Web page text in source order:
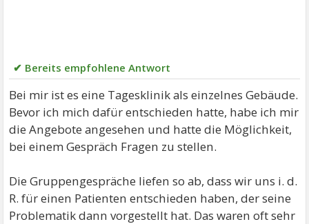
✔ Bereits empfohlene Antwort
Bei mir ist es eine Tagesklinik als einzelnes Gebäude.
Bevor ich mich dafür entschieden hatte, habe ich mir
die Angebote angesehen und hatte die Möglichkeit,
bei einem Gespräch Fragen zu stellen.
Die Gruppengespräche liefen so ab, dass wir uns i. d.
R. für einen Patienten entschieden haben, der seine
Problematik dann vorgestellt hat. Das waren oft sehr